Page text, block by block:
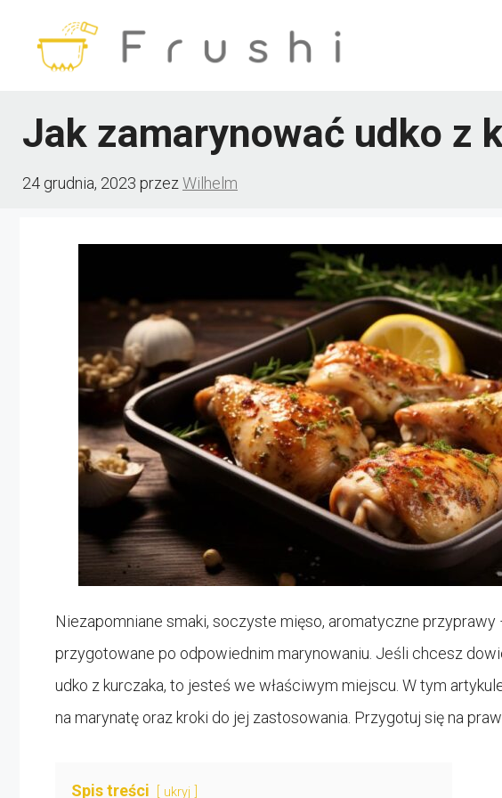
Jak zamarynować udko z
24 grudnia, 2023 przezWilhelm
Niezapomniane smaki, soczyste mięso, aromatyczne przyprawy
przygotowane po odpowiednim marynowaniu. Jeśli chcesz
udko z kurczaka, to jesteś we właściwym miejscu. W tym
na marynatę oraz kroki do jej zastosowania. Przygotuj się na
Spis treści ukryj